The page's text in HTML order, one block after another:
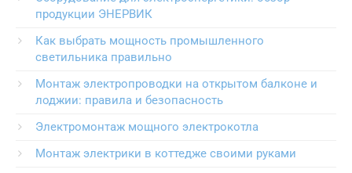
продукции ЭНЕРВИК
Как выбрать мощность промышленного
светильника правильно
Монтаж электропроводки на открытом балконе и
лоджии: правила и безопасность
Электромонтаж мощного электрокотла
Монтаж электрики в коттедже своими руками